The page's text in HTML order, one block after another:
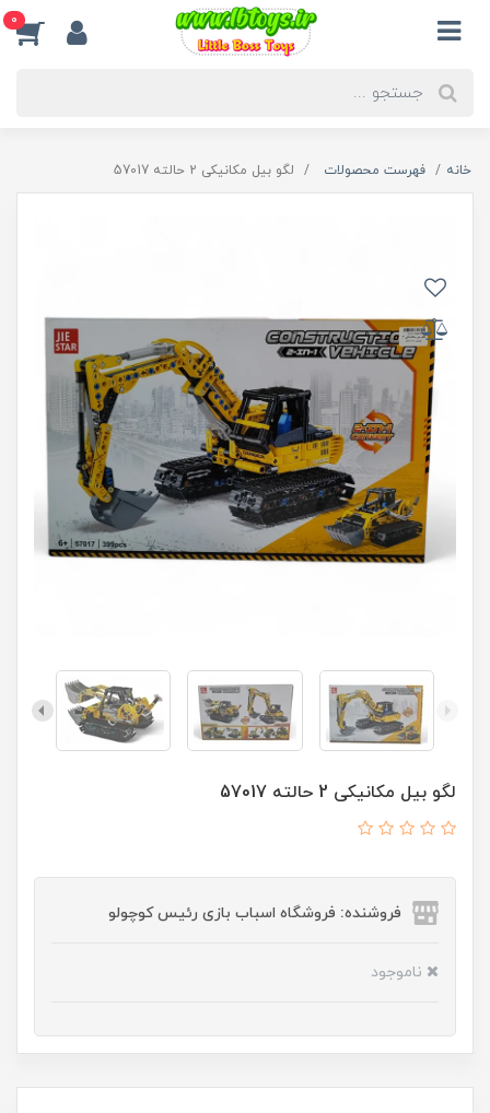
0
خانه فهرست محصولات لگو بیل مکانیکی 2 حالته 57017
لگو بیل مکانیکی 2 حالته 57017
فروشنده: فروشگاه اسباب بازی رئیس کوچولو
ناموجود